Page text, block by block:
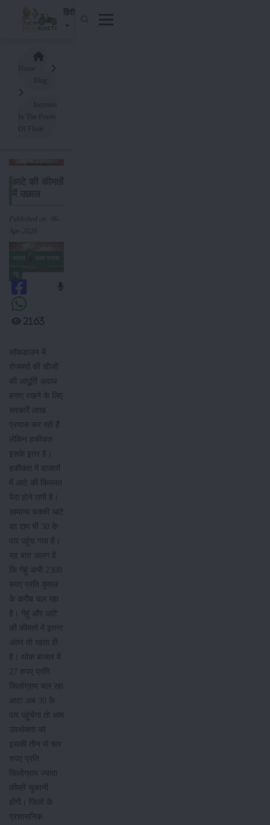
हिंदी
Published on: 06-
Apr-2020
2163
लॉकडाउन में
रोजमर्रा की चीजों
की आपूूर्ति अवाध
बनाए रखने के लिए
सरकारेें लाख
प्रयास कर रही हैं
लेकिन हकीकत
इसके इतर है।
हकीकत में बाजारों
में आटे की किल्लत
पैदा होने लगी है।
सामान्य चक्की आटे
का दाम भी 30 के
पार पहुंच गया है।
यह बात अलग है
कि गेहूं अभी 2300
रुपए प्रति कुंतल
के करीब चल रहा
है। गेहूं और आटे
की कीमतों में इतना
अंतर तो रहता ही
है। थोक बाजार में
27 रुपए प्रति
किलोग्राम चल रहा
आटा अब 30 के
पार पहुंचेगा तो आम
उपभोक्ता को
इसकी तीन से चार
रुपए प्रति
किलोेग्राम ज्यादा
कीमतें चुकानी
होंगी। जिलों के
प्रशासनिक